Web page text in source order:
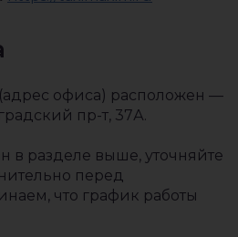
офиса) расположен —
пр-т, 37А.
в разделе выше, уточняйте
перед
что график работы